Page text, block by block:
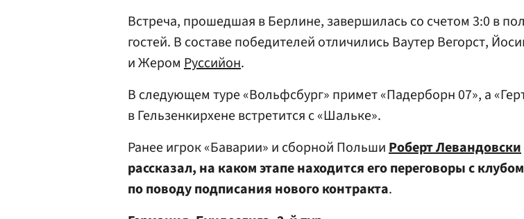
Встреча, прошедшая в Берлине, завершилась со счетом 3:0 в
гостей. В составе победителей отличились Ваутер Вегорст,
и Жером Руссийон.
В следующем туре «Вольфсбург» примет «Падерборн 07», а
в Гельзенкирхене встретится с «Шальке».
Ранее игрок «Баварии» и сборной ПольшиРоберт Левандовски
рассказал, на каком этапе находится его переговоры с клубом
по поводу подписания нового контракта.